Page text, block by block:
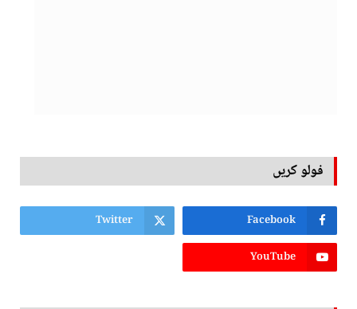
فولو کریں
Facebook
Twitter
YouTube